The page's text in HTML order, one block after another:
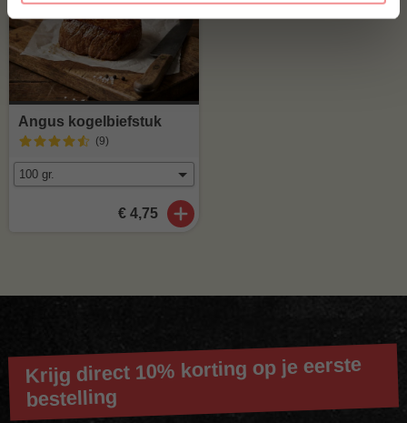
Angus kogelbiefstuk
(9)
€ 4,75
Krijg direct 10% korting op je eerste
bestelling